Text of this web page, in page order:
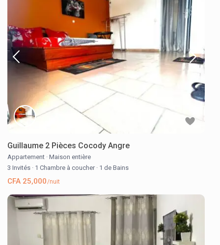
Guillaume 2 Pièces Cocody Angre
Appartement · Maison entière
3 Invités · 1 Chambre à coucher · 1 de Bains
CFA 25,000/nuit